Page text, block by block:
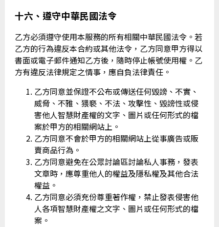
十六、遵守中華民國法令
乙方必須遵守使用本服務的所有相關中華民國法令。若
乙方的行為違反本合約或其他法令，乙方同意甲方得以
書面或電子郵件通知乙方後，隨時停止帳號使用權。乙
方有違反法律規定之情事，應自負法律責任。
乙方同意並保證不公布或傳送任何毀謗、不實、
威脅、不雅、猥褻、不法、攻擊性、毀謗性或侵
害他人智慧財產權的文字、圖片或任何形式的檔
案於甲方的相關網站上。
乙方同意不會於甲方的相關網站上從事廣告或販
賣商品行為。
乙方同意避免在公眾討論區討論私人事務，發表
文章時，應尊重他人的權益及隱私權及其他合法
權益。
乙方同意必須充份尊重著作權，禁止發表侵害他
人各項智慧財產權之文字、圖片或任何形式的檔
案。